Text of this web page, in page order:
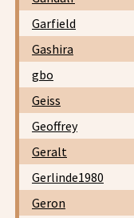
Garfield
Gashira
gbo
Geiss
Geoffrey
Geralt
Gerlinde1980
Geron